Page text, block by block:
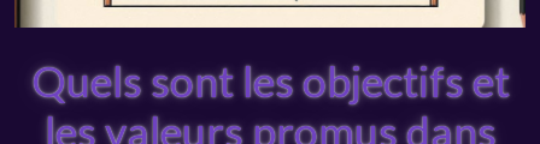
Quels sont les objectifs et
les valeurs promus dans